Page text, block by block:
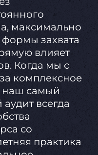
максимально
захвата
влияет
Когда мы с
комплексное
наш самый
всегда
со
практика